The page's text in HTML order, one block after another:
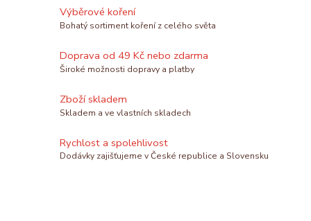
Výběrové koření
Bohatý sortiment koření z celého světa
Doprava od 49 Kč nebo zdarma
Široké možnosti dopravy a platby
Zboží skladem
Skladem a ve vlastních skladech
Rychlost a spolehlivost
Dodávky zajišťujeme v České republice a Slovensku